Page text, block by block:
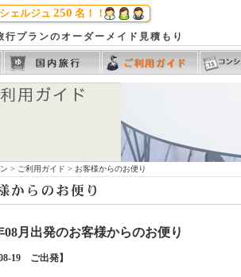
ェルジュ 250 名！！
行プランのオーダーメイド見積もり
> ご利用ガイド > お客様からのお便り
08月出発のお客様からのお便り
08-19 ご出発】